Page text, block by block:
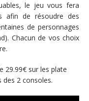
le jeu vous fera
afin de résoudre des
de personnages
Chacun de vos choix
29.99€ sur les plate
2 consoles.